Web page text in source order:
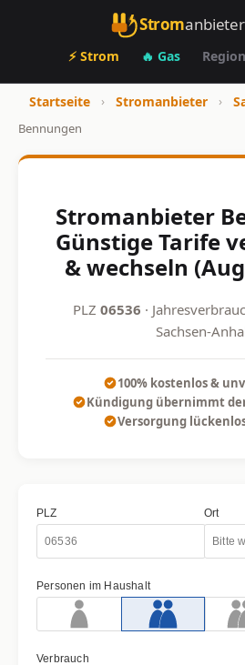
Stromanbieter
⚡ Strom 🔥 Gas
Startseite › Stromanbieter ›
Bennungen
Stromanbieter
Günstige Tarife
& wechseln
PLZ 06536 ·
Sachsen-
100% kostenlos &
Kündigung übernimmt
Versorgung